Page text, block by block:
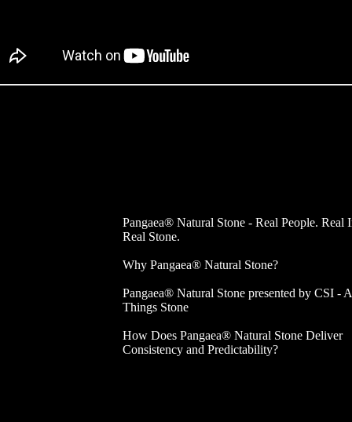
Pangaea® Natural Stone - Real People. Real
Real Stone.
Why Pangaea® Natural Stone?
Pangaea® Natural Stone presented by CSI -
Things Stone
How Does Pangaea® Natural Stone Deliver
Consistency and Predictability?